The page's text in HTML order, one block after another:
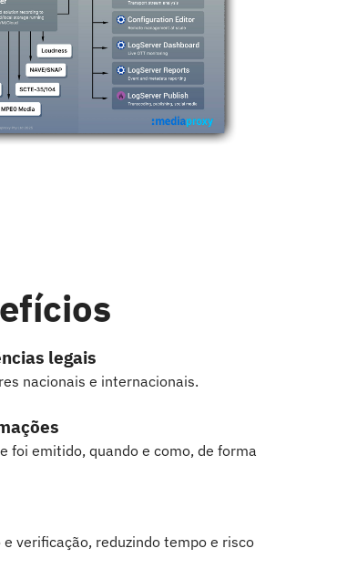
legais
nacionais e internacionais.
foi emitido, quando e como, de forma
verificação, reduzindo tempo e risco